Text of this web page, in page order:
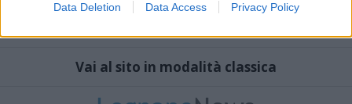
Data Deletion Data Access Privacy Policy
Vai al sito in modalità classica